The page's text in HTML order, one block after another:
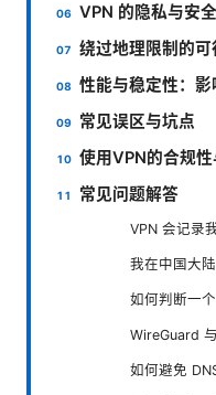
VPN 的隐私与安
绕过地理限制的
性能与稳定性：
常见误区与坑点
使用VPN的合规
常见问题解答
VPN 会记录
我在中国大
如何判断一
WireGuard
如何避免